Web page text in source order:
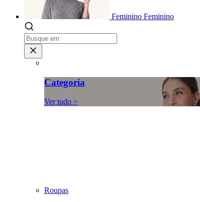
Feminino Feminino
Categoria
Ver tudo >
Roupas